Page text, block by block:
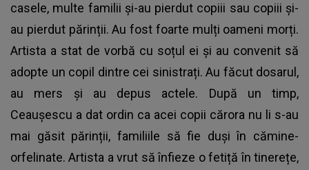
casele, multe familii și-au pierdut copiii sau copiii și-
au pierdut părinții. Au fost foarte mulți oameni morți.
Artista a stat de vorbă cu soțul ei și au convenit să
adopte un copil dintre cei sinistrați. Au făcut dosarul,
au mers și au depus actele. După un timp,
Ceaușescu a dat ordin ca acei copii cărora nu li s-au
mai găsit părinții, familiile să fie duși în cămine-
orfelinate. Artista a vrut să înfieze o fetiță în tinerețe,